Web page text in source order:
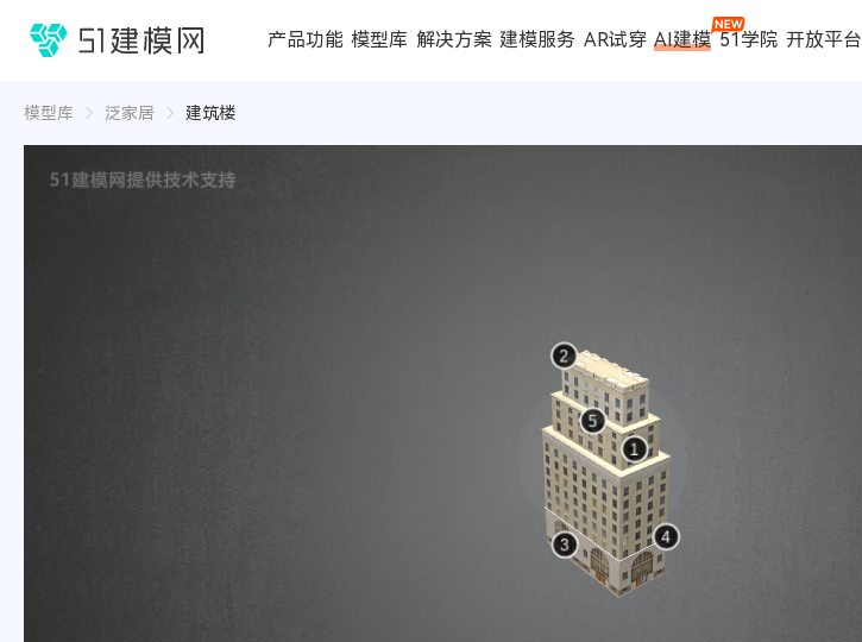
1688
产品功能 模型库 解决方案 建模服务 AR试穿 AI建模 51学院 开放平台
模型库 泛家居 建筑楼